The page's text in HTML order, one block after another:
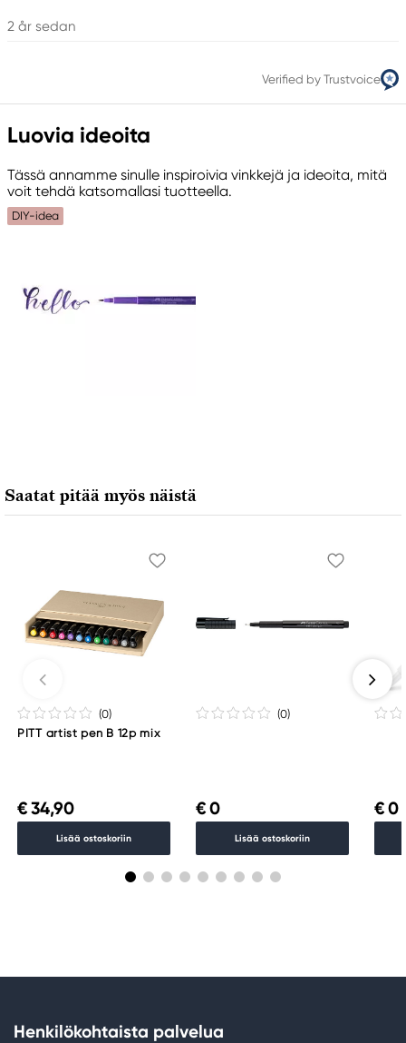
2 år sedan
Verified by Trustvoice
Luovia ideoita
Tässä annamme sinulle inspiroivia vinkkejä ja ideoita, mitä
voit tehdä katsomallasi tuotteella.
DIY-idea
Saatat pitää myös näistä
(0)
PITT artist pen B 12p mix
€ 34,90
Lisää ostoskoriin
(0)
€ 0
Lisää ostoskoriin
€ 0
Henkilökohtaista palvelua